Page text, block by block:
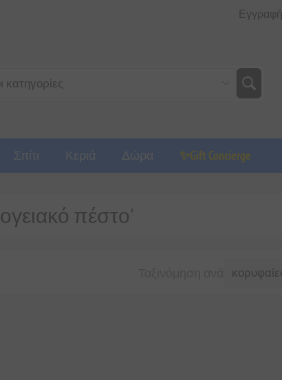
Εγγραφή
Σπίτι Κεριά Δώρα ✨Gift Concierge
πέστο'